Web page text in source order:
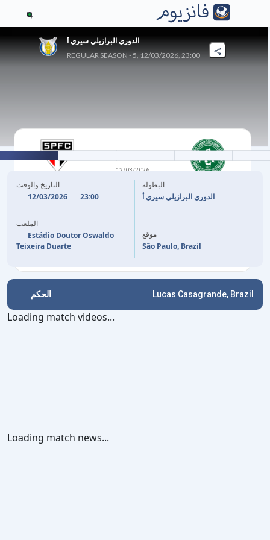
4
الدوري البرازيلي سيري أ
REGULAR SEASON - 5, 12/03/2026, 23:00
ساو باولو
12/03/2026
60' JONATHAN CALLERI
التاريخ والوقت
12/03/2026
23:00
الملعب
Estádio Doutor Oswaldo
Teixeira Duarte
البطولة
الدوري البرازيلي سيري أ
موقع
São Paulo, Brazil
الحكم Lucas Casagrande, Brazil
Loading match videos...
Loading match news...